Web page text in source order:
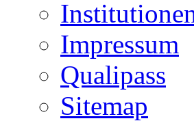
Impressum
Qualipass
Sitemap